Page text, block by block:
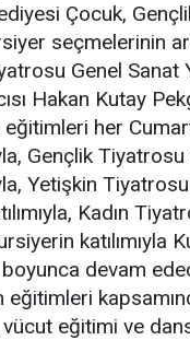
Çocuk,
seçmelerinin
Genel
Hakan Kutay
her
Gençlik
Yetişkin
Kadın
katılımıyla
boyunca devam
eğitimi ve